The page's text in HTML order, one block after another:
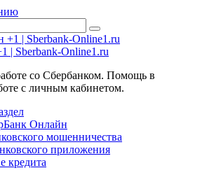
| Sberbank-Online1.ru
со Сбербанком. Помощь в
с личным кабинетом.
Онлайн
мошенничества
приложения
кредита